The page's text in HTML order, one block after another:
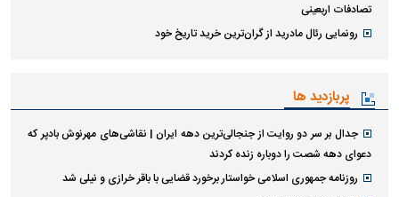
تصادفات اربعینی
رونمایی رئال مادرید از گران‌ترین خرید تاریخ خود
پربازدید ها
جدال بر سر دو روایت از جنجالی‌ترین دهه ایران | نقاشی‌های مهرنوش بادپر که
دعوای دهه شصت را دوباره زنده کردند
روزنامه جمهوری اسلامی خواستار برخورد قضایی با باقر خرازی و نیلی شد